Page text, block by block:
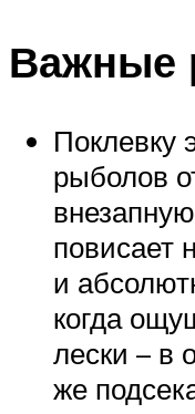
Важные
Поклевку
рыболов
повисает
и
когда
лески – в
же